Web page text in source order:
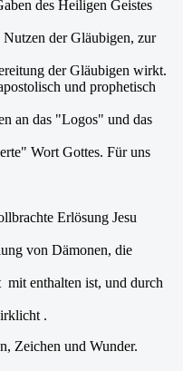
des Heiligen Geistes
der Gläubigen, zur
der Gläubigen wirkt.
und prophetisch
an das "Logos" und das
Wort Gottes. Für uns
Erlösung Jesu
von Dämonen, die
mit enthalten ist, und durch
.
Zeichen und Wunder.